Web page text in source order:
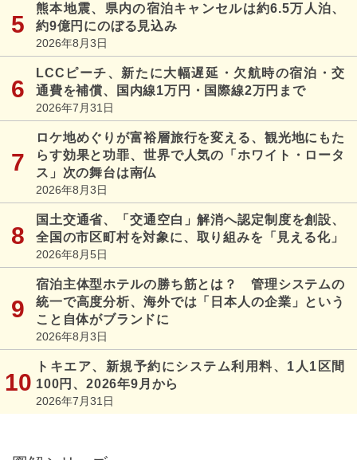
熊本地震、県内の宿泊キャンセルは約6.5万人泊、
約9億円にのぼる見込み
2026年8月3日
LCCピーチ、新たに大幅遅延・欠航時の宿泊・交
通費を補償、国内線1万円・国際線2万円まで
2026年7月31日
ロケ地めぐりが富裕層旅行を変える、観光地にもた
らす効果と功罪、世界で人気の「ホワイト・ロータ
ス」次の舞台は南仏
2026年8月3日
国土交通省、「交通空白」解消へ認定制度を創設、
全国の市区町村を対象に、取り組みを「見える化」
2026年8月5日
宿泊主体型ホテルの勝ち筋とは？ 管理システムの
統一で高度分析、海外では「日本人の企業」という
こと自体がブランドに
2026年8月3日
トキエア、新規予約にシステム利用料、1人1区間
100円、2026年9月から
2026年7月31日